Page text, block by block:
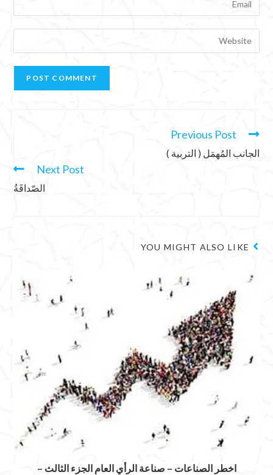
Previous Post
الجانب المُهمَل ( التربية )
Next Post
الصّداقَةُ
YOU MIGHT ALSO LIKE
اخطر الصناعات – صناعة الرأي العام الجزء الثالث –